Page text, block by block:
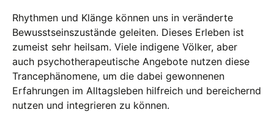
Rhythmen und Klänge können uns in veränderte
Bewusstseinszustände geleiten. Dieses Erleben ist
zumeist sehr heilsam. Viele indigene Völker, aber
auch psychotherapeutische Angebote nutzen diese
Trancephänomene, um die dabei gewonnenen
Erfahrungen im Alltagsleben hilfreich und bereichernd
nutzen und integrieren zu können.